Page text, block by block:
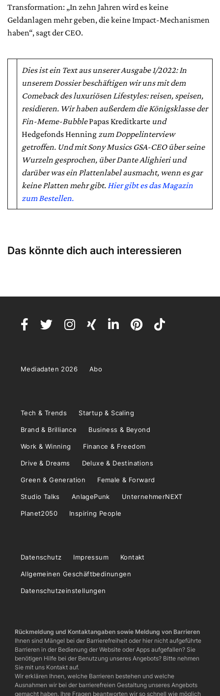
Transformation: „In zehn Jahren wird es keine
Geldanlagen mehr geben, die keine Impact-Mechanismen
haben“, sagt der CEO.
Dies ist ein Text aus unserer Ausgabe 1/2022: In
unserem Dossier beschäftigen wir uns mit dem
Comeback des luxuriösen Lifestyles: reisen, speisen,
residieren. Wir haben außerdem die Königsklasse der
Fin-Meme-BubblePapas Kreditkarte und
Hedgefonds Henning zum Doppelinterview
getroffen. Und mit Sony Musics GSA-CEO über seine
Wurzeln gesprochen, über Dante Alighieri und
darüber was ein Plattenlabel ausmacht, wenn es gar
keine Platten mehr gibt. Hier gibt es das Magazin
zum Bestellen.
Das könnte dich auch interessieren
Mediadaten 2026 Abo
Tech & Trends Startup & Scaling
Brand & Brilliance Business & Beyond
Work & Winning Finance & Freedom
Drive & Dreams Deluxe & Destinations
Green & Generation Female & Forward
Studio Talks AnlagePunk UnternehmerNEXT
Planet2050 Inspiring People
Datenschutz Impressum Kontakt
Allgemeinen Geschäftbedinungen
Datenschutzeinstellungen
Rückmeldung und Kontaktangaben sowie Meldung von Barrieren
Ihnen sind Mängel bei der Barrierefreiheit oder hier nicht aufgeführte
Barrieren in der Bedienung der Website oder Apps aufgefallen? Sie
benötigen Hilfe bei der Benutzung unseres Angebots? Bitte nehmen
Sie mit uns Kontakt auf.
Wir erklären Ihnen, welche Barrieren bestehen und welche
Ausnahmen wir bei der barrierefreien Gestaltung unseres Angebots
gemacht haben. Ihre Fragen beantworten wir so schnell wie möglich